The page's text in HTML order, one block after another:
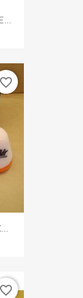
favorite_border
favorite_border